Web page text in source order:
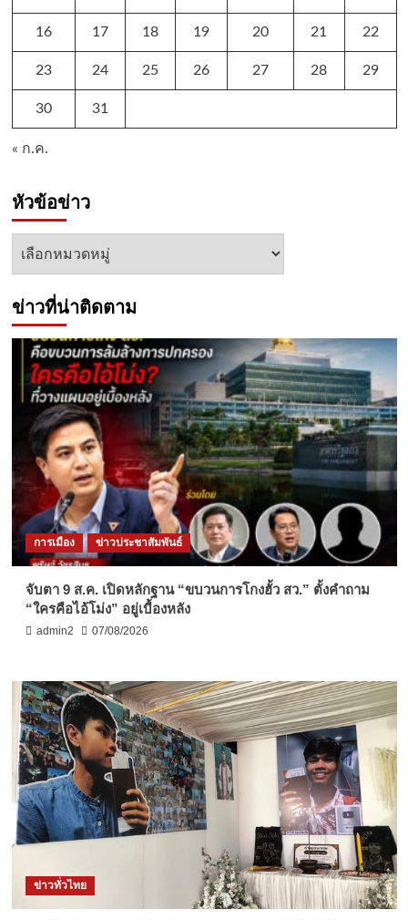
16 17 18 19 20 21 22
23 24 25 26 27 28 29
30 31
« ก.ค.
หัวข้อข่าว
หัวข้อ
ข่าวที่น่าติดตาม
การเมือง ข่าวประชาสัมพันธ์
จับตา 9 ส.ค. เปิดหลักฐาน “ขบวนการโกงฮั้ว สว.” ตั้งคำถาม
“ใครคือไอ้โม่ง” อยู่เบื้องหลัง
admin2 07/08/2026
ข่าวทั่วไทย